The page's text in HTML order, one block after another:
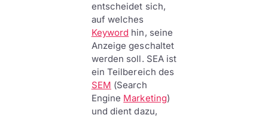
entscheidet sich,
auf welches
Keyword hin, seine
Anzeige geschaltet
werden soll. SEA ist
ein Teilbereich des
SEM (Search
Engine Marketing)
und dient dazu,